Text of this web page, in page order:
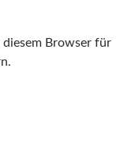
diesem Browser für